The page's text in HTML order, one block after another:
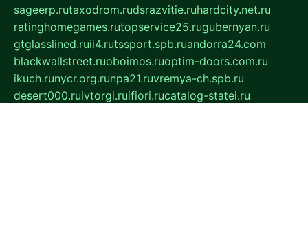
sageerp.rutaxodrom.rudsrazvitie.ruhardcity.net.ru
ratinghomegames.rutopservice25.rugubernyan.ru
gtglasslined.ruii4.rutssport.spb.ruandorra24.com
blackwallstreet.ruoboimos.ruoptim-doors.com.ru
ikuch.runycr.org.runpa21.ruvremya-ch.spb.ru
desert000.ruivtorgi.ruifiori.rucatalog-statei.ru